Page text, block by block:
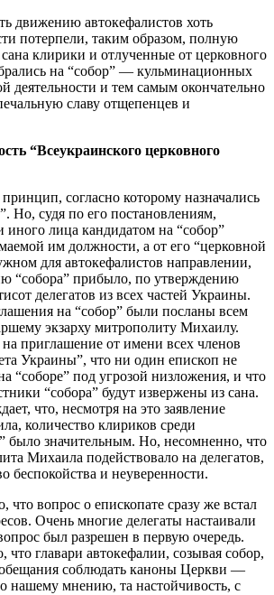
движению автокефалистов хоть
потерпели, таким образом, полную
клирики и отлученные от церковного
на “собор” — кульминационных
деятельности и тем самым окончательно
славу отщепенцев и
“Всеукраинского церковного
согласно которому назначались
Но, судя по его постановлениям,
иного лица кандидатом на “собор”
им должности, а от его “церковной
для автокефалистов направлении,
“собора” прибыло, по утверждению
делегатов из всех частей Украины.
на “собор” были посланы всем
экзарху митрополиту Михаилу.
приглашение от имени всех членов
Украины”, что ни один епископ не
“соборе” под угрозой низложения, и что
“собора” будут извержены из сана.
что, несмотря на это заявление
количество клириков среди
было значительным. Но, несомненно, что
Михаила подействовало на делегатов,
беспокойства и неуверенности.
что вопрос о епископате сразу же встал
Очень многие делегаты настаивали
был разрешен в первую очередь.
что главари автокефалии, созывая собор,
соблюдать каноны Церкви —
нашему мнению, та настойчивость, с